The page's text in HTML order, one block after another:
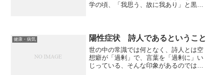
学の頃、「我思う、故に我あり」と黒板
言ってはいない。デカルト...
健康・病気 陽性症状 詩人であるということ
世の中の常識では何となく、詩人とは空
想癖が「過剰」で、言葉を「過剰に」い
じっている、そんな印象があるのではな